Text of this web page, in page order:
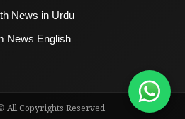
News in Urdu
News English
All Copyrights Reserved